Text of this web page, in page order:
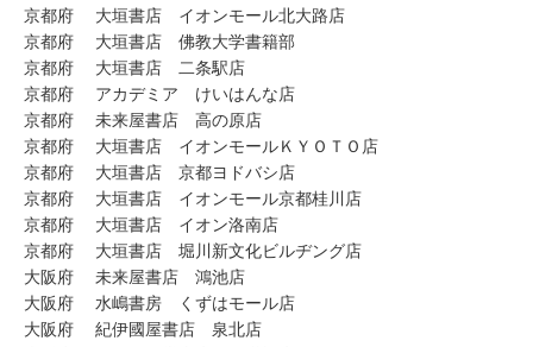
京都府 大垣書店 イオンモール北大路店
京都府 大垣書店 佛教大学書籍部
京都府 大垣書店 二条駅店
京都府 アカデミア けいはんな店
京都府 未来屋書店 高の原店
京都府 大垣書店 イオンモールＫＹＯＴＯ店
京都府 大垣書店 京都ヨドバシ店
京都府 大垣書店 イオンモール京都桂川店
京都府 大垣書店 イオン洛南店
京都府 大垣書店 堀川新文化ビルヂング店
大阪府 未来屋書店 鴻池店
大阪府 水嶋書房 くずはモール店
大阪府 紀伊國屋書店 泉北店